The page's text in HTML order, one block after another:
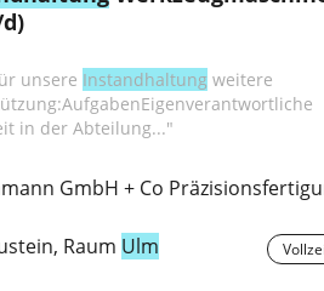
unsere Instandhaltung weitere
in der Abteilung..."
GmbH + Co
Raum Ulm